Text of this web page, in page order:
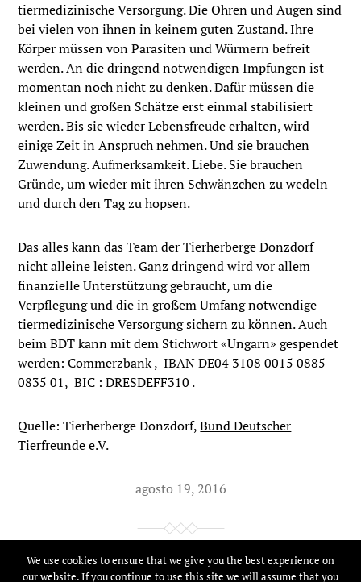
tiermedizinische Versorgung. Die Ohren und Augen sind
bei vielen von ihnen in keinem guten Zustand. Ihre
Körper müssen von Parasiten und Würmern befreit
werden. An die dringend notwendigen Impfungen ist
momentan noch nicht zu denken. Dafür müssen die
kleinen und großen Schätze erst einmal stabilisiert
werden. Bis sie wieder Lebensfreude erhalten, wird
einige Zeit in Anspruch nehmen. Und sie brauchen
Zuwendung. Aufmerksamkeit. Liebe. Sie brauchen
Gründe, um wieder mit ihren Schwänzchen zu wedeln
und durch den Tag zu hopsen.
Das alles kann das Team der Tierherberge Donzdorf
nicht alleine leisten. Ganz dringend wird vor allem
finanzielle Unterstützung gebraucht, um die
Verpflegung und die in großem Umfang notwendige
tiermedizinische Versorgung sichern zu können. Auch
beim BDT kann mit dem Stichwort «Ungarn» gespendet
werden: Commerzbank , IBAN DE04 3108 0015 0885
0835 01, BIC : DRESDEFF310 .
Quelle: Tierherberge Donzdorf,Bund Deutscher
Tierfreunde e.V.
agosto 19, 2016
© 2026Tierfreunde Online
We use cookies to ensure that we give you the best experience on
our website. If you continue to use this site we will assume that you